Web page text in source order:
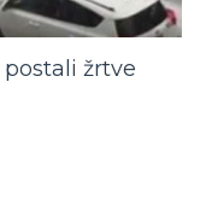
žrtve